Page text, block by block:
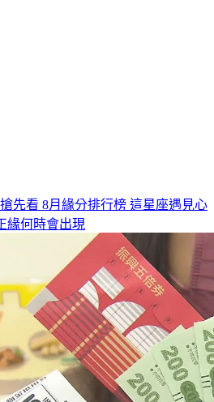
先看 8月緣分排行榜 這星座遇見心
緣何時會出現